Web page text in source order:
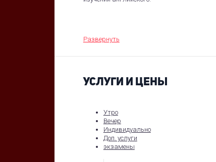
Развернуть
УСЛУГИ И ЦЕНЫ
Утро
Вечер
Индивидуально
Доп. услуги
экзамены